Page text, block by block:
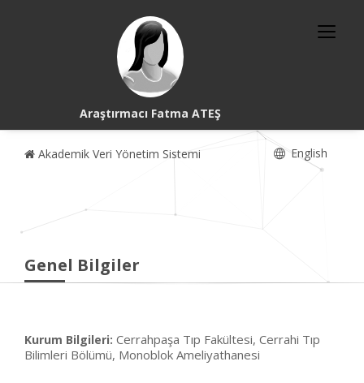
Araştırmacı Fatma ATEŞ
Akademik Veri Yönetim Sistemi English
Genel Bilgiler
Kurum Bilgileri: Cerrahpaşa Tıp Fakültesi, Cerrahi Tıp
Bilimleri Bölümü, Monoblok Ameliyathanesi